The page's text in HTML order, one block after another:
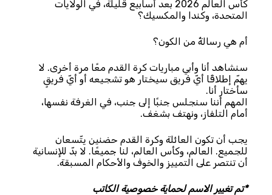
كأس العالم 2026 بعد أسابيع قليلة، في الولايات
المتحدة، وكندا والمكسيك؟
أم هي رسالةٌ من الكون؟
سنشاهد أنا وأبي مباريات كرة القدم معًا مرة أخرى. لا
يهمّ إطلاقًا أيّ فريق سيختار هو تشجيعه أو أيّ فريقٍ
سأختار أنا.
المهم أننا سنجلس جنبًا إلى جنب، في الغرفة نفسها،
أمام التلفاز، ونهتف بشغف.
يجب أن تكون العائلة وكرة القدم حضنين يتّسعان
للجميع. العالم، وكأس العالم، لنا جميعًا. لا بدّ للإنسانية
أن تنتصر على التمييز والخوف والأحكام المسبقة.
*تم تغيير الاسم لحماية خصوصية الكاتب